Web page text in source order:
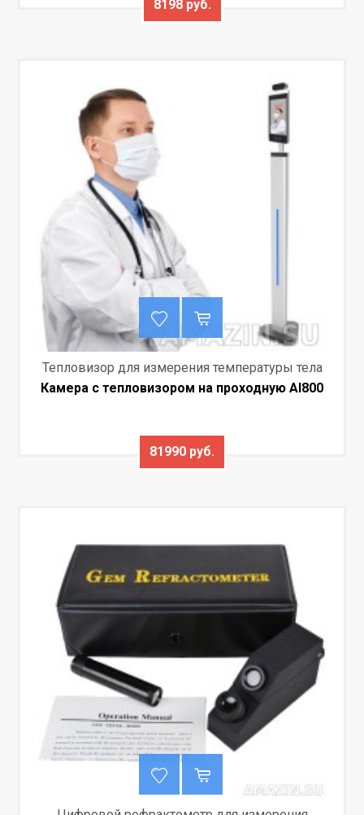
8198 руб.
Тепловизор для измерения температуры тела
Камера с тепловизором на проходную AI800
81990 руб.